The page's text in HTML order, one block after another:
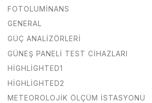
FOTOLUMINANS
GENERAL
GÜÇ ANALIZÖRLERI
GÜNEŞ PANELI TEST CIHAZLARI
HIGHLIGHTED1
HIGHLIGHTED2
METEOROLOJIK ÖLÇÜM İSTASYONU